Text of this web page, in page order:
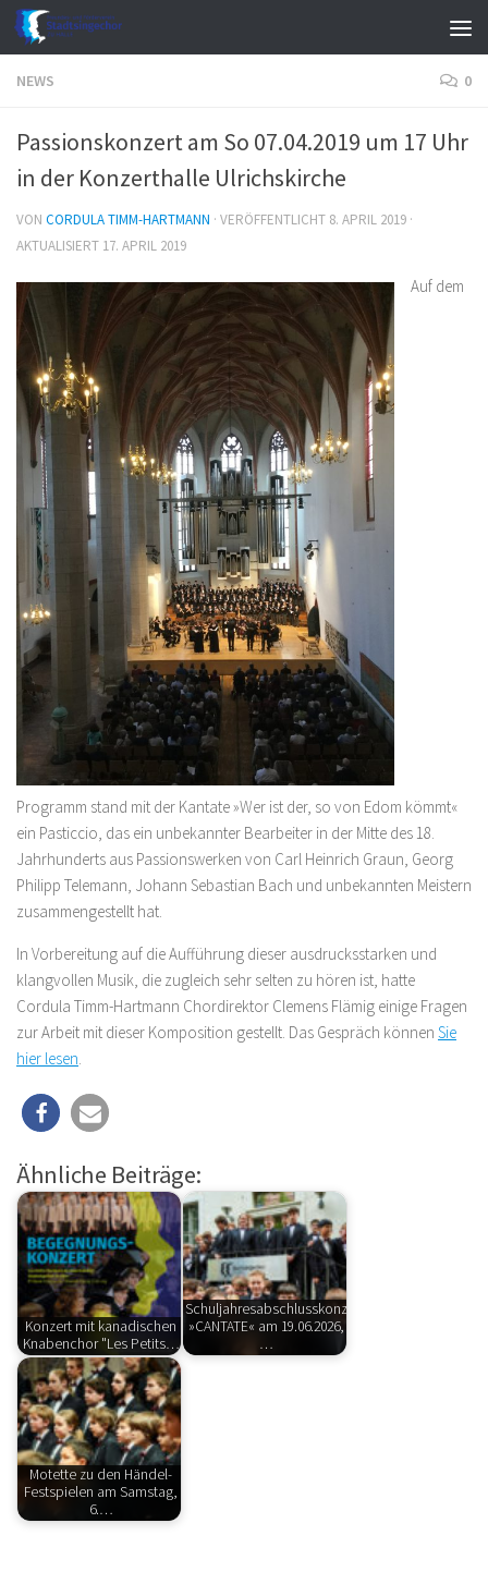
Zum Inhalt springen
NEWS 0
Passionskonzert am So 07.04.2019 um 17 Uhr
in der Konzerthalle Ulrichskirche
VON CORDULA TIMM-HARTMANN · VERÖFFENTLICHT 8. APRIL 2019 ·
AKTUALISIERT 17. APRIL 2019
Auf dem
Programm stand mit der Kantate »Wer ist der, so von Edom kömmt«
ein Pasticcio, das ein unbekannter Bearbeiter in der Mitte des 18.
Jahrhunderts aus Passionswerken von Carl Heinrich Graun, Georg
Philipp Telemann, Johann Sebastian Bach und unbekannten Meistern
zusammengestellt hat.
In Vorbereitung auf die Aufführung dieser ausdrucksstarken und
klangvollen Musik, die zugleich sehr selten zu hören ist, hatte
Cordula Timm-Hartmann Chordirektor Clemens Flämig einige Fragen
zur Arbeit mit dieser Komposition gestellt. Das Gespräch können Sie
hier lesen.
Ähnliche Beiträge:
Konzert mit kanadischen
Knabenchor "Les Petits…
Schuljahresabschlusskonzert
»CANTATE« am 19.06.2026,
…
Motette zu den Händel-
Festspielen am Samstag,
6.…